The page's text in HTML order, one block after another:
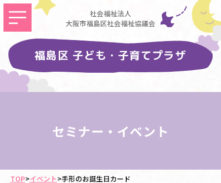
社会福祉法人
大阪市福島区社会福祉協議会
福島区 子ども・子育てプラザ
セミナー・イベント
TOP>イベント>手形のお誕生日カード